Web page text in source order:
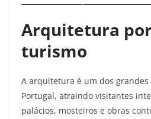
Arquitetura
turismo
A arquitetura é um dos
Portugal, atraindo visitantes
palácios, mosteiros e obras